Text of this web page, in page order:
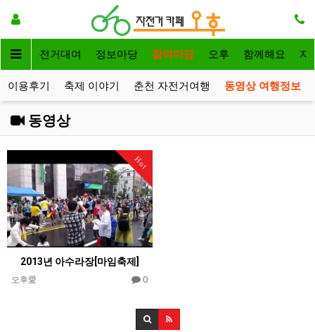
인 자전거대여 정보마당 참여마당 오후 함께해요 자
이용후기 축제 이야기 춘천 자전거여행 동영상 여행정보
동영상
Hot
2013년 아수라장[마임축제]
오후愛 0